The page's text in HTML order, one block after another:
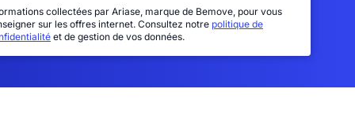
collectées par Ariase, marque de Bemove, pour vous
sur les offres internet. Consultez notre politique de
et de gestion de vos données.